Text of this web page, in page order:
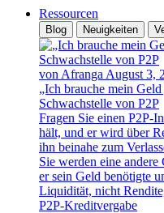
Ressourcen
Blog Neuigkeiten
von Afranga August 3,
„Ich brauche mein
Schwachstelle von P2P
Fragen Sie einen P2P-
hält, und er wird über
ihn beinahe zum
Sie werden eine
er sein Geld benötigte
Liquidität, nicht
P2P-Kreditvergabe